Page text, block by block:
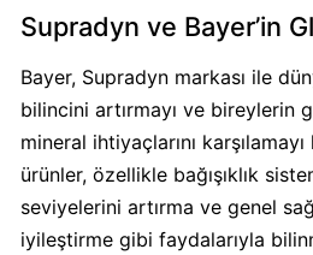
Boykot
mu?
Danone
Kimin
Sahibi
Kim?
Supradyn ve Bayer’in
Bayer, Supradyn markası ile
bilincini artırmayı ve bireylerin
mineral ihtiyaçlarını
ürünler, özellikle bağışıklık
seviyelerini artırma ve genel
iyileştirme gibi faydalarıyla